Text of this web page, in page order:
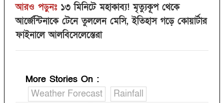
আরও পড়ুনঃ ১৩ মিনিটে মহাকাব্য! মৃত্যুকূপ থেকে
আর্জেন্টিনাকে টেনে তুললেন মেসি, ইতিহাস গড়ে কোয়ার্টার
ফাইনালে আলবিসেলেস্তেরা
More Stories On :
Weather Forecast
Rainfall